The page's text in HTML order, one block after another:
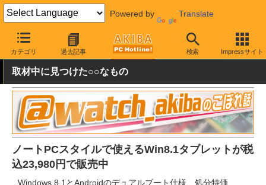
Powered by Translate
カテゴリ 過去記事 検索 Impressサイト
AKIBA PC Hotline! 秋葉原情報 価格情報 特価情報
取材中に見つけた○○なもの
ノートPCスタイルで使えるWin8.1タブレットが税
込23,980円で販売中
Windows 8.1とAndroidのデュアルブート仕様、処分特価